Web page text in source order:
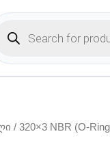
/ 320×3 NBR (O-